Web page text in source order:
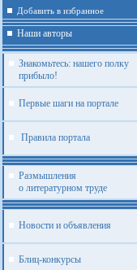
Добавить в избранное
Наши авторы
Знакомьтесь: нашего полку
прибыло!
Первые шаги на портале
Правила портала
Размышления
о литературном труде
Новости и объявления
Блиц-конкурсы